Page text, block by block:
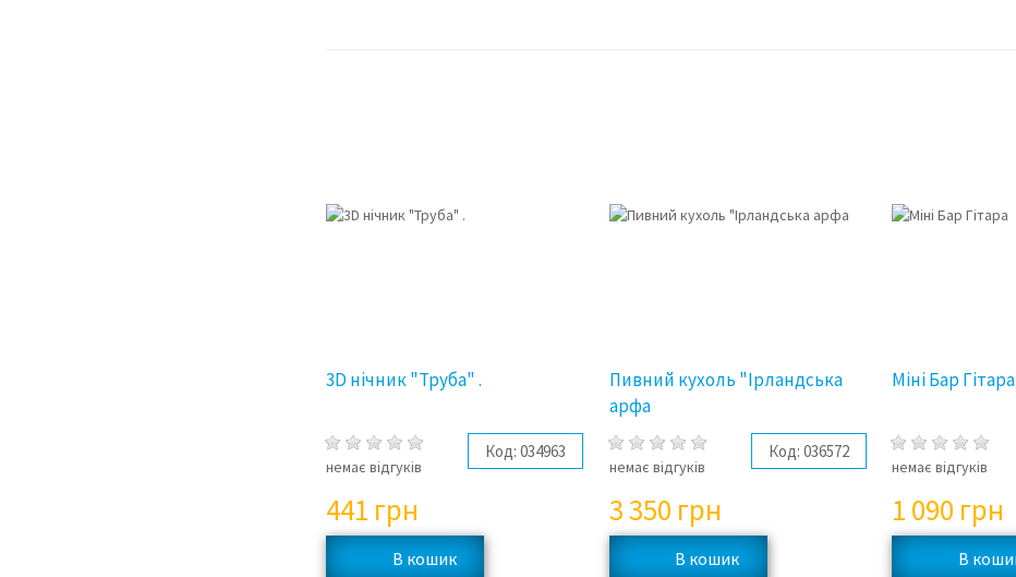
3D нічник "Труба" .
немає відгуків
Код: 034963
441 грн
Пивний кухоль "Ірландська
арфа
немає відгуків
Код: 036572
3 350 грн
Міні Бар Гітара
немає відгуків
1 090 грн